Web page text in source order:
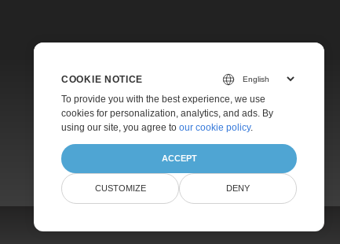
Pricing
Paid Support
About
COOKIE NOTICE
To provide you with the best experience, we use
cookies for personalization, analytics, and ads. By
using our site, you agree to our cookie policy.
ACCEPT
CUSTOMIZE DENY